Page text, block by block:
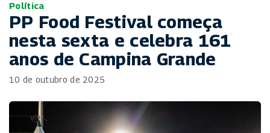
Política
PP Food Festival começa
nesta sexta e celebra 161
anos de Campina Grande
10 de outubro de 2025